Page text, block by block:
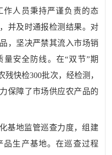
作人员秉持严谨负责的态
并及时通报检测结果。对
，坚决严禁其流入市场销
量安全防线。在“双节”期
快检300批次，经检测，
保障了市场供应农产品的
基地监管巡查力度，组建
品生产基地。在巡查过程